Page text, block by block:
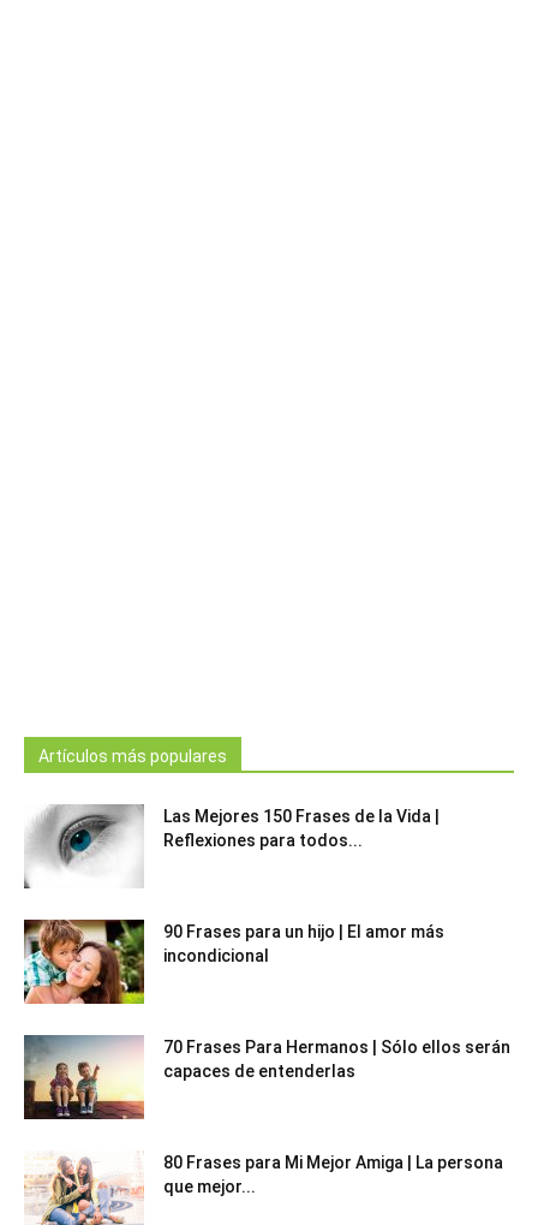
Artículos más populares
Las Mejores 150 Frases de la Vida |
Reflexiones para todos...
90 Frases para un hijo | El amor más
incondicional
70 Frases Para Hermanos | Sólo ellos serán
capaces de entenderlas
80 Frases para Mi Mejor Amiga | La persona
que mejor...